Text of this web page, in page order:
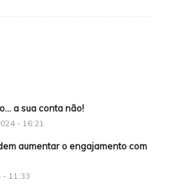
a sua conta não!
- 16:21
aumentar o engajamento com
11:33